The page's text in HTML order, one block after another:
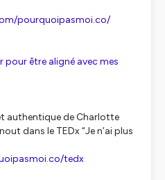
pourquoipasmoi.co/
pour être aligné avec mes
authentique de Charlotte
dans le TEDx “Je n’ai plus
tedx